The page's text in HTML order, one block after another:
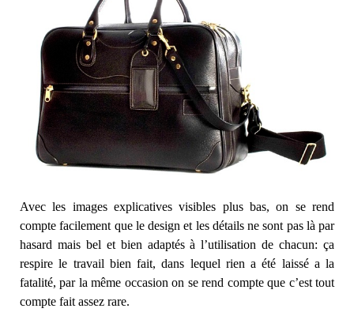
Avec les images explicatives visibles plus bas, on se rend
compte facilement que le design et les détails ne sont pas là par
hasard mais bel et bien adaptés à l’utilisation de chacun: ça
respire le travail bien fait, dans lequel rien a été laissé a la
fatalité, par la même occasion on se rend compte que c’est tout
compte fait assez rare.